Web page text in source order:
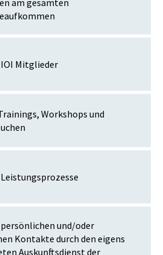
am gesamten
Mitglieder
Workshops und
und/oder
Kontakte durch den eigens
Auskunftsdienst der